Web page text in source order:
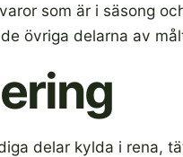
som är i säsong
övriga delarna av
delar kylda i rena,